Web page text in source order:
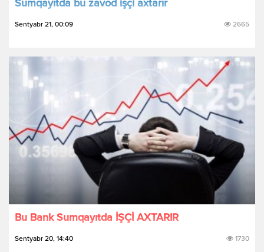
Sumqayıtda bu zavod işçi axtarır
Sentyabr 21, 00:09 2665
Bu Bank Sumqayıtda İŞÇİ AXTARIR
Sentyabr 20, 14:40 1730